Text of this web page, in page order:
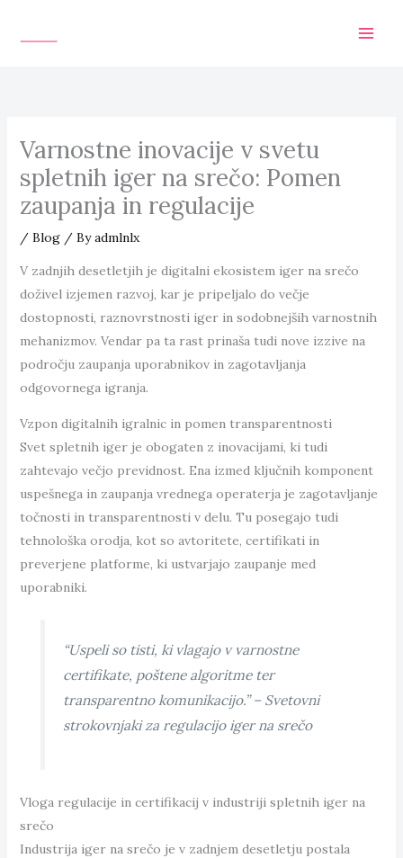
Varnostne inovacije v svetu
spletnih iger na srečo: Pomen
zaupanja in regulacije
/ Blog/ Byadmlnlx
V zadnjih desetletjih je digitalni ekosistem iger na srečo
doživel izjemen razvoj, kar je pripeljalo do večje
dostopnosti, raznovrstnosti iger in sodobnejših varnostnih
mehanizmov. Vendar pa ta rast prinaša tudi nove izzive na
področju zaupanja uporabnikov in zagotavljanja
odgovornega igranja.
Vzpon digitalnih igralnic in pomen transparentnosti
Svet spletnih iger je obogaten z inovacijami, ki tudi
zahtevajo večjo previdnost. Ena izmed ključnih komponent
uspešnega in zaupanja vrednega operaterja je zagotavljanje
točnosti in transparentnosti v delu. Tu posegajo tudi
tehnološka orodja, kot so avtoritete, certifikati in
preverjene platforme, ki ustvarjajo zaupanje med
uporabniki.
“Uspeli so tisti, ki vlagajo v varnostne
certifikate, poštene algoritme ter
transparentno komunikacijo.” – Svetovni
strokovnjaki za regulacijo iger na srečo
Vloga regulacije in certifikacij v industriji spletnih iger na
srečo
Industrija iger na srečo je v zadnjem desetletju postala